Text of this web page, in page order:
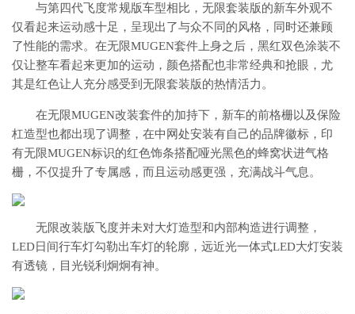
与第四代飞度常规版车型相比，无限套装版的新车外观不
仅看起来运动感十足，呈现出了与众不同的风格，同时还兼顾
了性能的需求。在无限MUGEN套件上身之后，黑红双色涂装不
仅让整车看起来更加的运动，颜色搭配也非常经典和抢眼，尤
其是红色让人充分感受到无限套装版的热情活力。
在无限MUGEN改装套件的加持下，新车的前格栅以及保险
杠造型也都出现了调整，在中网处安装有自己的品牌徽标，印
有无限MUGEN标识的红色饰条搭配哑光黑色的蜂窝状进气格
栅，不仅提升了专属感，而且运动感更强，充满战斗气息。
无限改装版飞度并未对大灯造型和内部构造进行调整，
LED日间行车灯勾勒出车灯的轮廓，远近光一体式LED大灯安装
有透镜，目光锐利炯炯有神。